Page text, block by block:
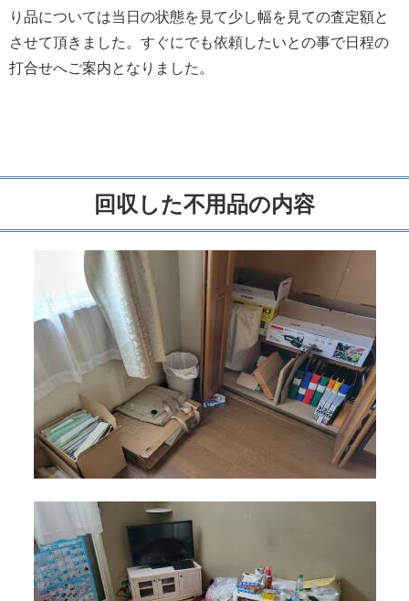
り品については当日の状態を見て少し幅を見ての査定額と
させて頂きました。すぐにでも依頼したいとの事で日程の
打合せへご案内となりました。
回収した不用品の内容